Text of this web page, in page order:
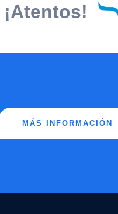
MÁS INFORMACIÓN